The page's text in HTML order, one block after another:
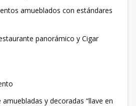
amueblados con estándares
panorámico y Cigar
y decoradas “llave en